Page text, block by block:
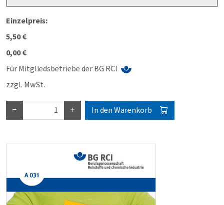
Einzelpreis:
5,50 €
0,00 €
Für Mitgliedsbetriebe der BG RCI
zzgl. MwSt.
In den Warenkorb